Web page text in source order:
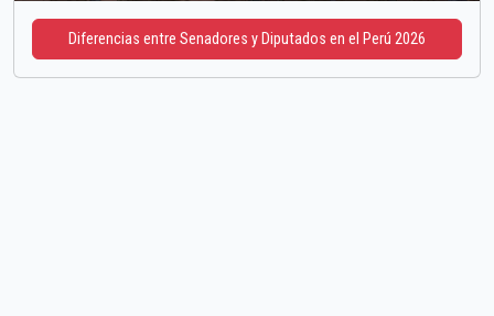
Diferencias entre Senadores y Diputados en el Perú 2026